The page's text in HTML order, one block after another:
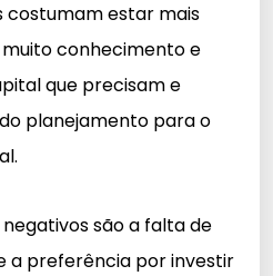
costumam estar mais
conhecimento e
que precisam e
planejamento para o
são a falta de
a preferência por investir